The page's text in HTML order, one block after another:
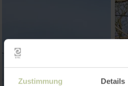
Zustimmung Details